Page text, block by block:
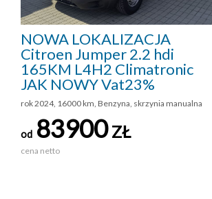
NOWA LOKALIZACJA
Citroen Jumper 2.2 hdi
165KM L4H2 Climatronic
JAK NOWY Vat23%
rok 2024, 16000 km, Benzyna, skrzynia manualna
od 83900ZŁ
cena netto